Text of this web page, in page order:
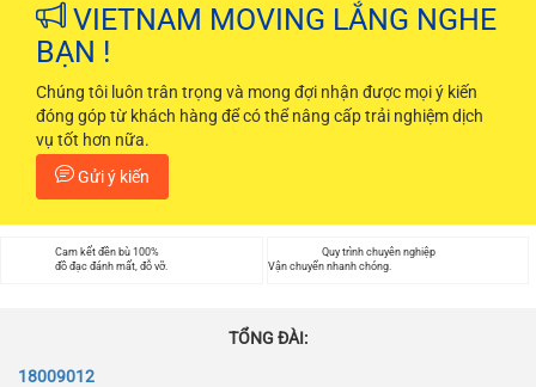
VIETNAM MOVING LẮNG NGHE
BẠN !
Chúng tôi luôn trân trọng và mong đợi nhận được mọi ý kiến
đóng góp từ khách hàng để có thể nâng cấp trải nghiệm dịch
vụ tốt hơn nữa.
Gửi ý kiến
Cam kết đền bù 100%
đồ đạc đánh mất, đỗ vỡ.
Quy trình chuyên nghiệp
Vận chuyển nhanh chóng.
TỔNG ĐÀI:
18009012